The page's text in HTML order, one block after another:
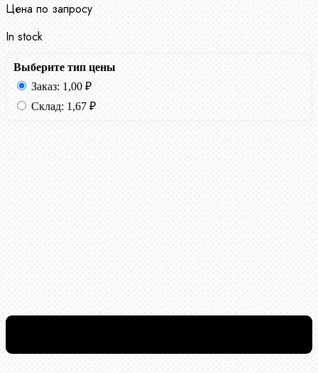
Цена по запросу
In stock
Выберите тип цены
Заказ: 1,00 ₽
Склад: 1,67 ₽